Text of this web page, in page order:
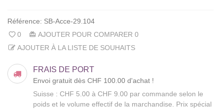
Référence: SB-Acce-29.104
0
AJOUTER POUR COMPARER 0
AJOUTER À LA LISTE DE SOUHAITS
FRAIS DE PORT
Envoi gratuit dès CHF 100.00 d'achat !
Suisse : CHF 5.00 à CHF 9.00 par commande selon le
poids et le volume effectif de la marchandise. Prix spécial